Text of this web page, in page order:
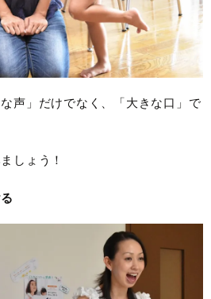
声」だけでなく、「大きな口」で
しょう！